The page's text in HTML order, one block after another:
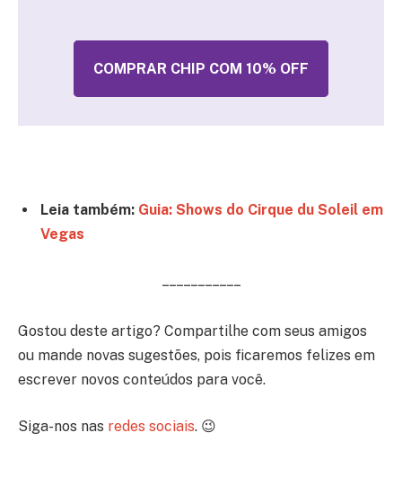
COMPRAR CHIP COM 10% OFF
Leia também: Guia: Shows do Cirque du Soleil em
Vegas
– – – – – – – – – – –
Gostou deste artigo? Compartilhe com seus amigos
ou mande novas sugestões, pois ficaremos felizes em
escrever novos conteúdos para você.
Siga-nos nas redes sociais. 😉